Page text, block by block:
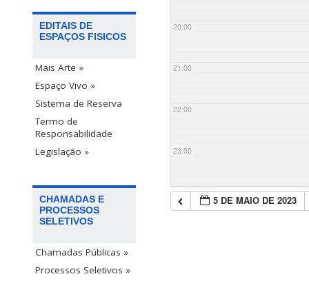
EDITAIS DE
ESPAÇOS FISICOS
Mais Arte »
Espaço Vivo »
Sistema de Reserva
Termo de
Responsabilidade
Legislação »
CHAMADAS E
PROCESSOS
SELETIVOS
Chamadas Públicas »
Processos Seletivos »
20:00
21:00
22:00
23:00
5 DE MAIO DE 2023